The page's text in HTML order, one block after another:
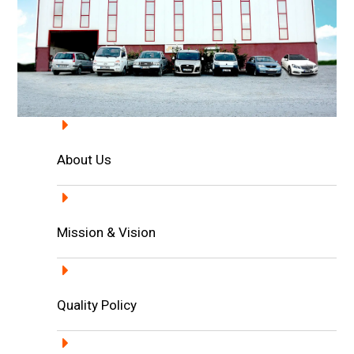
About Us
Mission & Vision
Quality Policy